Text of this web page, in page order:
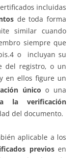
incluidas
de toda forma
similar cuando
siempre que
o incluyan su
del registro, o un
en ellos figure un
único o una
la verificación
del documento.
aplicable a los
previosen